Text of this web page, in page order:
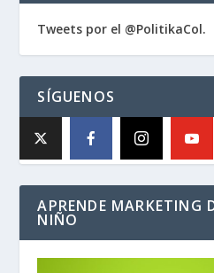
Tweets por el @PolitikaCol.
SÍGUENOS
APRENDE MARKETING
NIÑO